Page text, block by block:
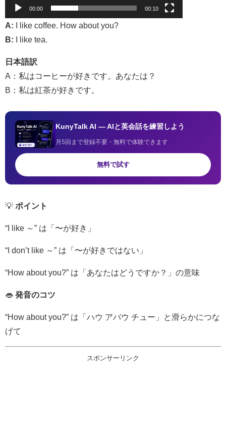
00:00 00:10
A: I like coffee. How about you?
B: I like tea.
日本語訳
A：私はコーヒーが好きです。あなたは？
B：私は紅茶が好きです。
KunyTalk AI — AIと英会話を練習しよう
月5回まで登録不要・無料で体験できます
無料で試す
💡 ポイント
“I like ～” は「〜が好き」
“I don’t like ～” は「〜が好きではない」
“How about you?” は「あなたはどうですか？」の意味
👄 発音のコツ
“How about you?” は「ハウ アバウ チュー」と滑らかにつな
げて
スポンサーリンク